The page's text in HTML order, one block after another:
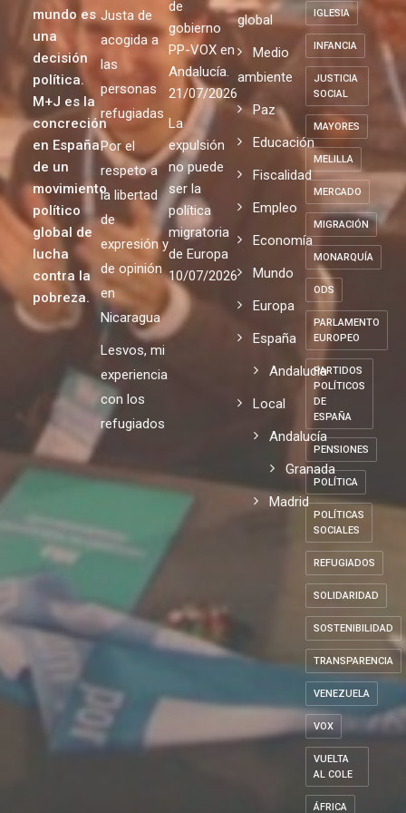
mundo es
una
decisión
política.
M+J es la
concreción
en España
de un
movimiento
político
global de
lucha
contra la
pobreza.
Justa de
acogida a
las
personas
refugiadas
Por el
respeto a
la libertad
de
expresión y
de opinión
en
Nicaragua
Lesvos, mi
experiencia
con los
refugiados
de
gobierno
PP-VOX en
Andalucía.
21/07/2026
La
expulsión
no puede
ser la
política
migratoria
de Europa
10/07/2026
global
Medio
ambiente
Paz
Educación
Fiscalidad
Empleo
Economía
Mundo
Europa
España
Andalucia
Local
Andalucía
Granada
Madrid
IGLESIA
INFANCIA
JUSTICIA
SOCIAL
MAYORES
MELILLA
MERCADO
MIGRACIÓN
MONARQUÍA
ODS
PARLAMENTO
EUROPEO
PARTIDOS
POLÍTICOS
DE
ESPAÑA
PENSIONES
POLÍTICA
POLÍTICAS
SOCIALES
REFUGIADOS
SOLIDARIDAD
SOSTENIBILIDAD
TRANSPARENCIA
VENEZUELA
VOX
VUELTA
AL COLE
ÁFRICA